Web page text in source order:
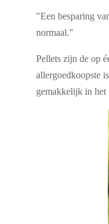
"Een besparing
normaal."
Pellets zijn de op
allergoedkoopste
gemakkelijk in het